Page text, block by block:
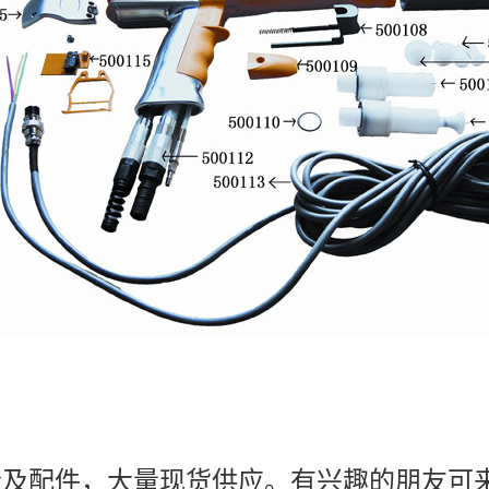
配件，大量现货供应。有兴趣的朋友可